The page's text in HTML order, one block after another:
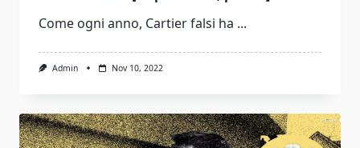
Come ogni anno, Cartier falsi ha ...
Admin Nov 10, 2022